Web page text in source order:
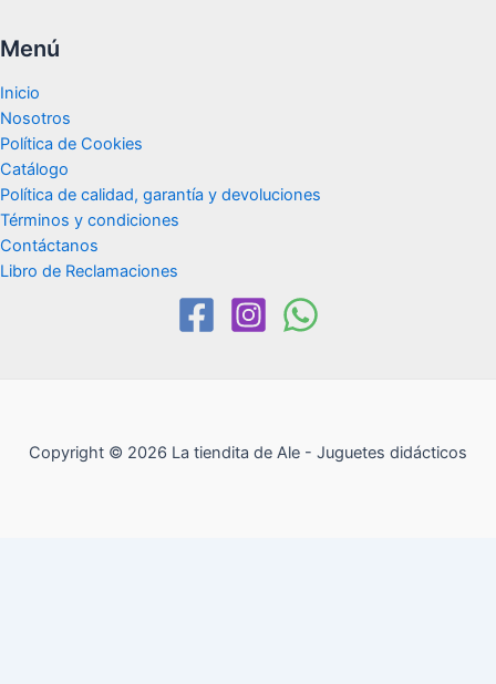
Menú
Inicio
Nosotros
Política de Cookies
Catálogo
Política de calidad, garantía y devoluciones
Términos y condiciones
Contáctanos
Libro de Reclamaciones
Copyright © 2026 La tiendita de Ale - Juguetes didácticos